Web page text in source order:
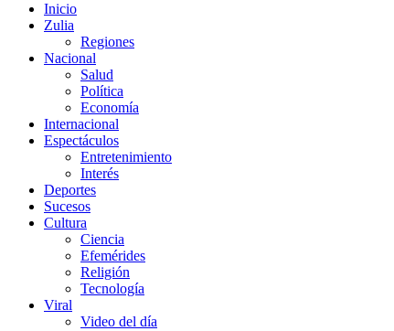
Reporte Relámpago
Claridad y rigor en cada noticia
Inicio
Zulia
Regiones
Nacional
Salud
Política
Economía
Internacional
Espectáculos
Entretenimiento
Interés
Deportes
Sucesos
Cultura
Ciencia
Efemérides
Religión
Tecnología
Viral
Video del día